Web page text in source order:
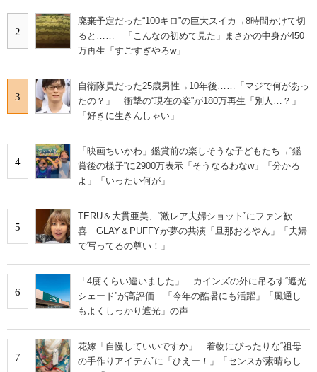
2
廃棄予定だった“100キロ”の巨大スイカ→8時間かけて切
ると…… 「こんなの初めて見た」まさかの中身が450
万再生「すごすぎやろw」
3
自衛隊員だった25歳男性→10年後……「マジで何があっ
たの？」 衝撃の“現在の姿”が180万再生「別人…？」
「好きに生きんしゃい」
4
「映画ちいかわ」鑑賞前の楽しそうな子どもたち→“鑑
賞後の様子”に2900万表示「そうなるわなw」「分かる
よ」「いったい何が」
5
TERU＆大貫亜美、“激レア夫婦ショット”にファン歓
喜 GLAY＆PUFFYが夢の共演「旦那おるやん」「夫婦
で写ってるの尊い！」
6
「4度くらい違いました」 カインズの外に吊るす“遮光
シェード”が高評価 「今年の酷暑にも活躍」「風通し
もよくしっかり遮光」の声
7
花嫁「自慢していいですか」 着物にぴったりな“祖母
の手作りアイテム”に「ひえー！」「センスが素晴らし